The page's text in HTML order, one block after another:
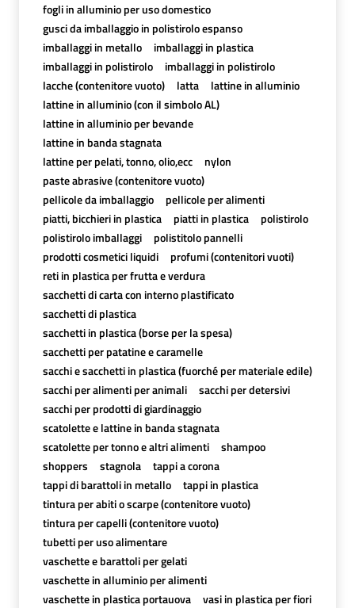
fogli in alluminio per uso domestico
gusci da imballaggio in polistirolo espanso
imballaggi in metallo
imballaggi in plastica
imballaggi in polistirolo
imballaggi in polistirolo
lacche (contenitore vuoto)
latta
lattine in alluminio
lattine in alluminio (con il simbolo AL)
lattine in alluminio per bevande
lattine in banda stagnata
lattine per pelati, tonno, olio,ecc
nylon
paste abrasive (contenitore vuoto)
pellicole da imballaggio
pellicole per alimenti
piatti, bicchieri in plastica
piatti in plastica
polistirolo
polistirolo imballaggi
polistitolo pannelli
prodotti cosmetici liquidi
profumi (contenitori vuoti)
reti in plastica per frutta e verdura
sacchetti di carta con interno plastificato
sacchetti di plastica
sacchetti in plastica (borse per la spesa)
sacchetti per patatine e caramelle
sacchi e sacchetti in plastica (fuorché per materiale edile)
sacchi per alimenti per animali
sacchi per detersivi
sacchi per prodotti di giardinaggio
scatolette e lattine in banda stagnata
scatolette per tonno e altri alimenti
shampoo
shoppers
stagnola
tappi a corona
tappi di barattoli in metallo
tappi in plastica
tintura per abiti o scarpe (contenitore vuoto)
tintura per capelli (contenitore vuoto)
tubetti per uso alimentare
vaschette e barattoli per gelati
vaschette in alluminio per alimenti
vaschette in plastica portauova
vasi in plastica per fiori